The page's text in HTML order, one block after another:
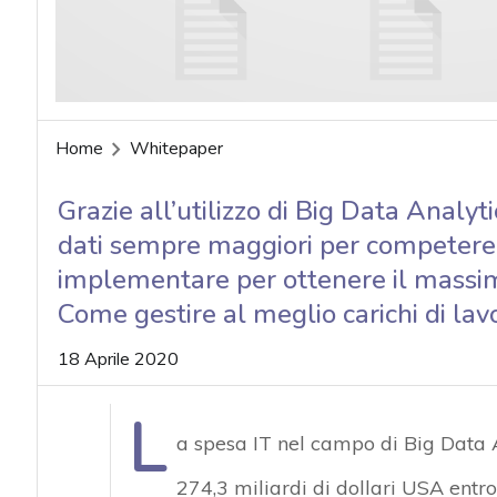
Home Whitepaper
Grazie all’utilizzo di Big Data
dati sempre maggiori per
implementare per ottenere il
Come gestire al meglio carichi di
18 Aprile 2020
L a spesa IT nel campo di Big Data
274,3 miliardi di dollari USA